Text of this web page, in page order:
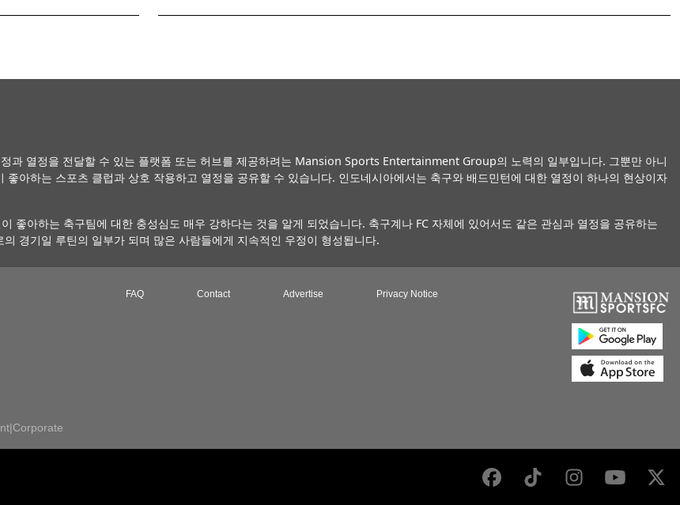
과 열정을 전달할 수 있는 플랫폼 또는 허브를 제공하려는 Mansion Sports Entertainment Group의 노력의 일부입니다. 그뿐만 아니
아하는 스포츠 클럽과 상호 작용하고 열정을 공유할 수 있습니다. 인도네시아에서는 축구와 배드민턴에 대한 열정이 하나의 현상이자
좋아하는 축구팀에 대한 충성심도 매우 강하다는 것을 알게 되었습니다. 축구계나 FC 자체에 있어서도 같은 관심과 열정을 공유하는
경기일 루틴의 일부가 되며 많은 사람들에게 지속적인 우정이 형성됩니다.
FAQ Contact Advertise Privacy Notice
|Corporate